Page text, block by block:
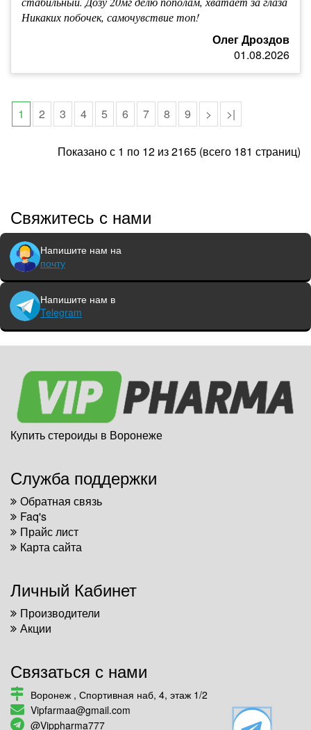
Никаких побочек, самочувствие топ!
Олег Дроздов
01.08.2026
1 2 3 4 5 6 7 8 9 > >|
Показано с 1 по 12 из 2165 (всего 181 страниц)
Свяжитесь с нами
Напишите нам на
почту
Напишите нам в
Telegram
Купить стероиды в Воронеже
Служба поддержки
Обратная связь
Faq's
Прайс лист
Карта сайта
Личный Кабинет
Производители
Акции
Связаться с нами
Воронеж , Спортивная наб, 4, этаж 1/2
Vipfarmaa@gmail.com
@Vippharma777